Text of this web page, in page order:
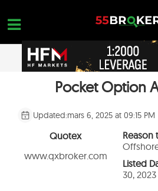
content
MEILLEUR BROKER FOREX
FORMATION SUR LE FOREX
DEMANDES DE COMMERCE
OPEN A FREE
Pocket Option
Updated:mars 6, 2025 at 09:15 PM
Quotex
www.qxbroker.com
Reason
Listed
30, 2023